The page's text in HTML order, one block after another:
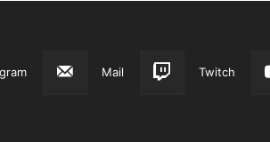
Mail Twitch